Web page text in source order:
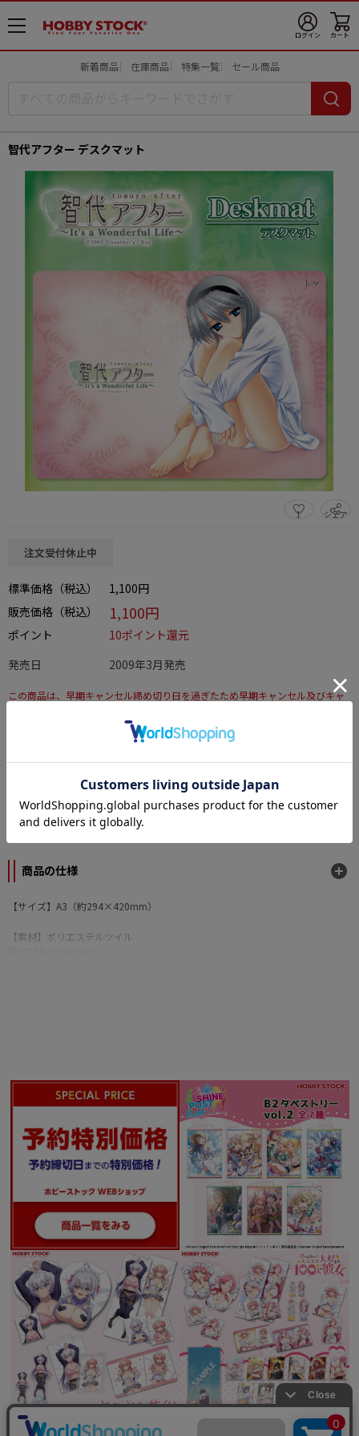
メ
ニ
ログイン カート
新着商品 在庫商品 特集一覧 セール商品
智代アフター デスクマット
1 シェア
この商品をシェアする
注文受付休止中
標準価格（税込）
1,100円
販売価格（税込）
1,100円
ポイント
10ポイント還元
発売日
2009年3月発売
この商品は、早期キャンセル締め切り日を過ぎたため早期キャンセル及びキャ
智代アフター ～It's a Wonderful Life～/CLANNAD
メーカー
トイズ・プランニング
商品の仕様
【サイズ】A3（約294×420mm）
【素材】ポリエステルツイル